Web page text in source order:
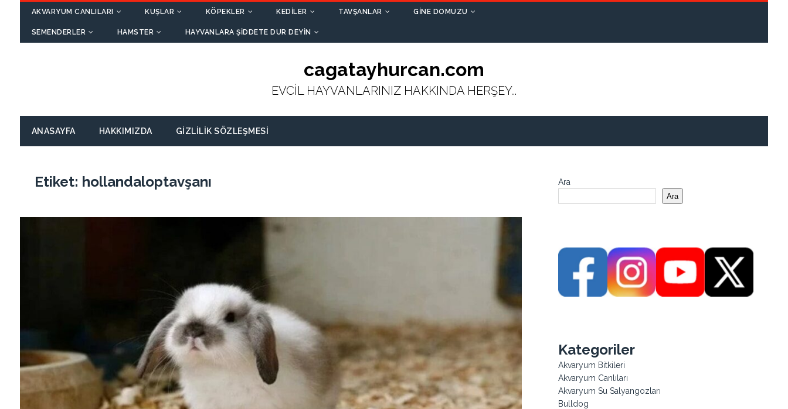
AKVARYUM CANLILARI KUŞLAR KÖPEKLER KEDILER TAVŞANLAR GINE DOMUZU
SEMENDERLER HAMSTER HAYVANLARA ŞIDDETE DUR DEYIN
cagatayhurcan.com
EVCİL HAYVANLARINIZ HAKKINDA HERŞEY...
ANASAYFA HAKKIMIZDA GIZLILIK SÖZLEŞMESI
Etiket: hollandaloptavşanı Ara
Ara
Kategoriler
Akvaryum Bitkileri
Akvaryum Canlıları
Akvaryum Su Salyangozları
Bulldog